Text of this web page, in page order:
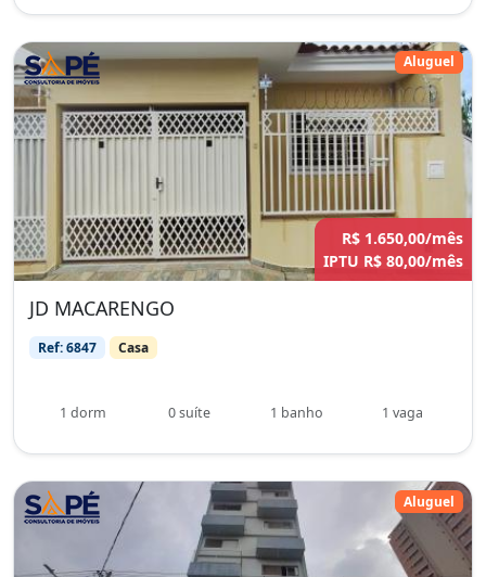
Aluguel
R$ 1.650,00/mês
IPTU R$ 80,00/mês
JD MACARENGO
Ref: 6847 Casa
1 dorm 0 suíte 1 banho 1 vaga
Aluguel